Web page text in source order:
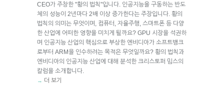
CEO가 주창한 "황의 법칙"입니다. 인공지능을 구동하는 반도
체의 성능이 2년마다 2배 이상 증가한다는 주장입니다. 황의
법칙의 의미는 무엇이며, 컴퓨터, 자율주행, 스마트폰 등 다양
한 산업에 어떠한 영향을 미치게 될까요? GPU 시장을 석권하
며 인공지능 산업의 핵심으로 부상한 엔비디아가 소프트뱅크
로부터 ARM을 인수하려는 목적은 무엇일까요? 황의 법칙과
엔비디아의 인공지능 산업에 대해 분석한 크리스토퍼 밈스의
칼럼을 소개합니다.
→ 더 보기